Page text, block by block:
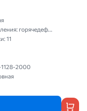
горячедеф...
11
2000